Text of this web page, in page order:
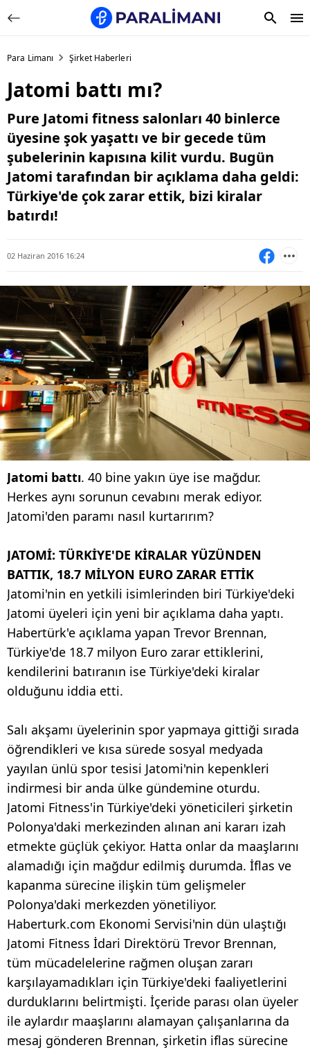
Para Limanı Şirket Haberleri
Jatomi battı mı?
Pure Jatomi fitness salonları 40 binlerce
üyesine şok yaşattı ve bir gecede tüm
şubelerinin kapısına kilit vurdu. Bugün
Jatomi tarafından bir açıklama daha geldi:
Türkiye'de çok zarar ettik, bizi kiralar
batırdı!
02 Haziran 2016 16:24
Jatomi battı. 40 bine yakın üye ise mağdur.
Herkes aynı sorunun cevabını merak ediyor.
Jatomi'den paramı nasıl kurtarırım?
JATOMİ: TÜRKİYE'DE KİRALAR YÜZÜNDEN
BATTIK, 18.7 MİLYON EURO ZARAR ETTİK
Jatomi'nin en yetkili isimlerinden biri Türkiye'deki
Jatomi üyeleri için yeni bir açıklama daha yaptı.
Habertürk'e açıklama yapan Trevor Brennan,
Türkiye'de 18.7 milyon Euro zarar ettiklerini,
kendilerini batıranın ise Türkiye'deki kiralar
olduğunu iddia etti.
Salı akşamı üyelerinin spor yapmaya gittiği sırada
öğrendikleri ve kısa sürede sosyal medyada
yayılan ünlü spor tesisi Jatomi'nin kepenkleri
indirmesi bir anda ülke gündemine oturdu.
Jatomi Fitness'in Türkiye'deki yöneticileri şirketin
Polonya'daki merkezinden alınan ani kararı izah
etmekte güçlük çekiyor. Hatta onlar da maaşlarını
alamadığı için mağdur edilmiş durumda. İflas ve
kapanma sürecine ilişkin tüm gelişmeler
Polonya'daki merkezden yönetiliyor.
Haberturk.com Ekonomi Servisi'nin dün ulaştığı
Jatomi Fitness İdari Direktörü Trevor Brennan,
tüm mücadelelerine rağmen oluşan zararı
karşılayamadıkları için Türkiye'deki faaliyetlerini
durduklarını belirtmişti. İçeride parası olan üyeler
ile aylardır maaşlarını alamayan çalışanlarına da
mesaj gönderen Brennan, şirketin iflas sürecine